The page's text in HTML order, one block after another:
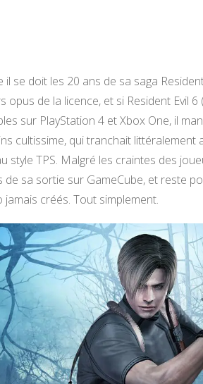
se doit les 20 ans de sa saga
opus de la licence, et si Resident Evil 6
sur PlayStation 4 et Xbox One, il
cultissime, qui tranchait littéralement
style TPS. Malgré les craintes des
de sa sortie sur GameCube, et reste
jamais créés. Tout simplement.